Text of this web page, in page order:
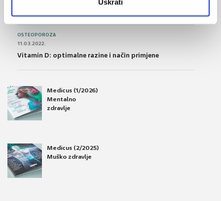
Uskrati
OSTEOPOROZA
11.03.2022.
Vitamin D: optimalne razine i način primjene
Medicus (1/2026)
Mentalno
zdravlje
Medicus (2/2025)
Muško zdravlje